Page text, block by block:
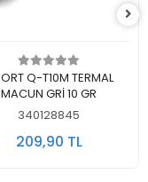
Sepete Ekle
Q-T10M TERMAL
MACUN GRİ 10 GR
340128845
209,90 TL